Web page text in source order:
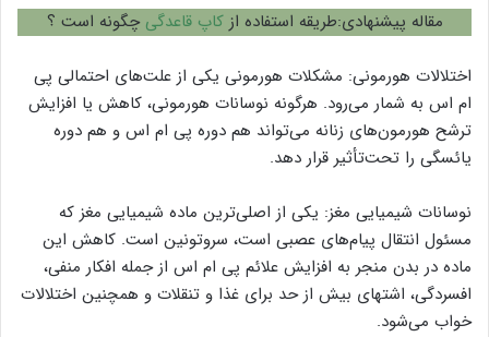
مقاله پیشنهادی:طریقه استفاده ازکاپ قاعدگی چگونه است ؟
اختلالات هورمونی: مشکلات هورمونی یکی از علت‌های احتمالی پی
ام اس به شمار می‌رود. هرگونه نوسانات هورمونی، کاهش یا افزایش
ترشح هورمون‌های زنانه می‌تواند هم دوره پی ام اس و هم دوره
یائسگی را تحت‌تأثیر قرار دهد.
نوسانات شیمیایی مغز: یکی از اصلی‌ترین ماده شیمیایی مغز که
مسئول انتقال پیام‌های عصبی است، سروتونین است. کاهش این
ماده در بدن منجر به افزایش علائم پی ام اس از جمله افکار منفی،
افسردگی، اشتهای بیش از حد برای غذا و تنقلات و همچنین اختلالات
خواب می‌شود.